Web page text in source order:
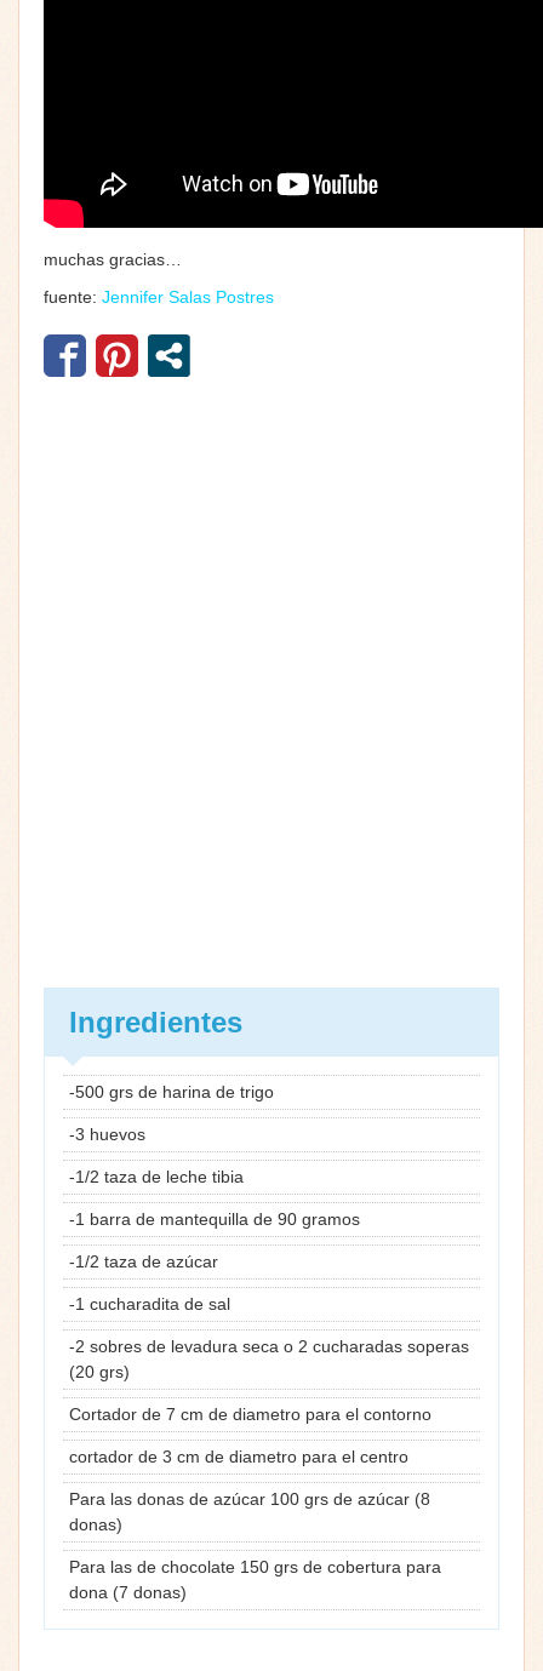
muchas gracias…
fuente: Jennifer Salas Postres
Ingredientes
-500 grs de harina de trigo
-3 huevos
-1/2 taza de leche tibia
-1 barra de mantequilla de 90 gramos
-1/2 taza de azúcar
-1 cucharadita de sal
-2 sobres de levadura seca o 2 cucharadas soperas
(20 grs)
Cortador de 7 cm de diametro para el contorno
cortador de 3 cm de diametro para el centro
Para las donas de azúcar 100 grs de azúcar (8
donas)
Para las de chocolate 150 grs de cobertura para
dona (7 donas)